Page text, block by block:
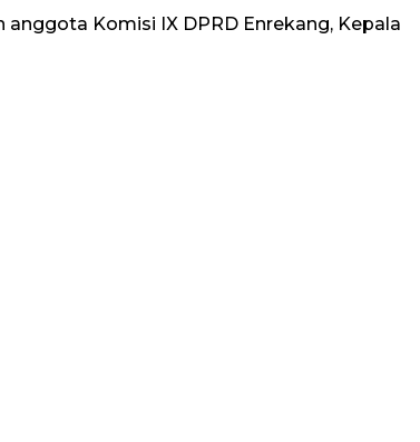
Komisi IX DPRD Enrekang, Kepala